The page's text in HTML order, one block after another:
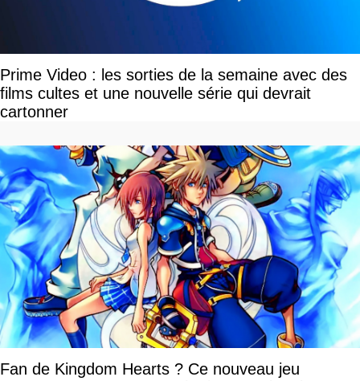
Prime Video : les sorties de la semaine avec des
films cultes et une nouvelle série qui devrait
cartonner
Fan de Kingdom Hearts ? Ce nouveau jeu